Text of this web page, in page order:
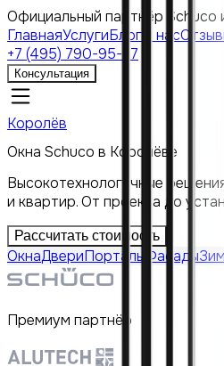
Официальный партнёр Schuco
ГлавнаяУслугиБлог О нас
+7 (495) 790-95-77
Консультация
Королёв
Окна Schuco в Королёве
Высокотехнологичные
и квартир. От проекта до
Рассчитать стоимость
ОкнаДвериПорталы Фасады
Премиум партнёр